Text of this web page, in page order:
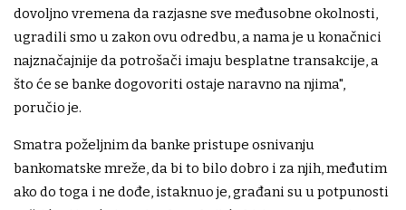
dovoljno vremena da razjasne sve međusobne okolnosti,
ugradili smo u zakon ovu odredbu, a nama je u konačnici
najznačajnije da potrošači imaju besplatne transakcije, a
što će se banke dogovoriti ostaje naravno na njima",
poručio je.
Smatra poželjnim da banke pristupe osnivanju
bankomatske mreže, da bi to bilo dobro i za njih, međutim
ako do toga i ne dođe, istaknuo je, građani su u potpunosti